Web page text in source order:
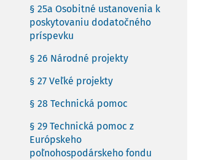
§ 25a Osobitné ustanovenia k
poskytovaniu dodatočného
príspevku
§ 26 Národné projekty
§ 27 Veľké projekty
§ 28 Technická pomoc
§ 29 Technická pomoc z
Európskeho
poľnohospodárskeho fondu